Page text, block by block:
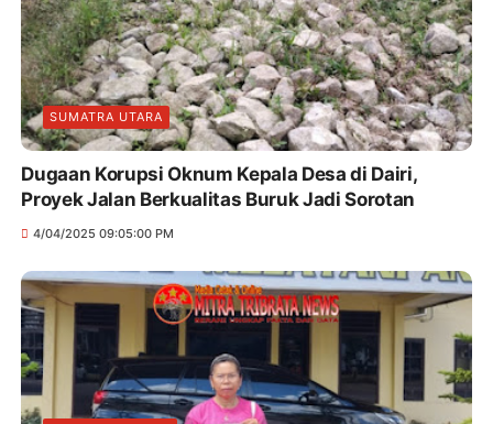
SUMATRA UTARA
Dugaan Korupsi Oknum Kepala Desa di Dairi,
Proyek Jalan Berkualitas Buruk Jadi Sorotan
4/04/2025 09:05:00 PM